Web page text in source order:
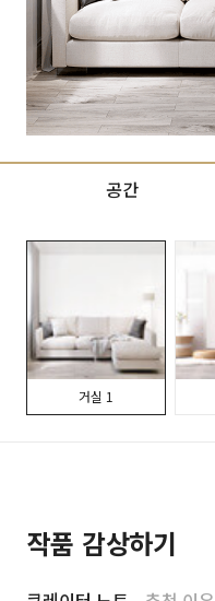
공간
거실 1
작품 감상하기